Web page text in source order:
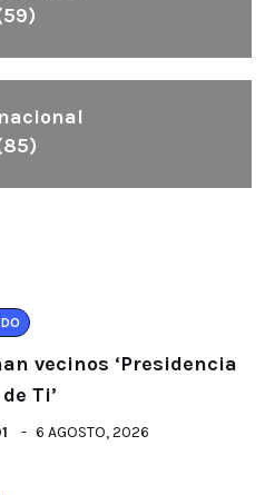
vecinos ‘Presidencia
Ti’
6 AGOSTO, 2026